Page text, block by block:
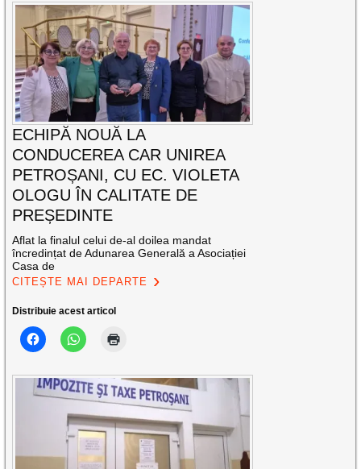
ECHIPĂ NOUĂ LA
CONDUCEREA CAR UNIREA
PETROȘANI, CU EC. VIOLETA
OLOGU ÎN CALITATE DE
PREȘEDINTE
Aflat la finalul celui de-al doilea mandat
încredințat de Adunarea Generală a Asociației
Casa de
CITEȘTE MAI DEPARTE
Distribuie acest articol